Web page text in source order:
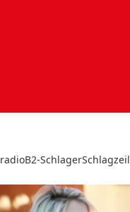
radioB2-